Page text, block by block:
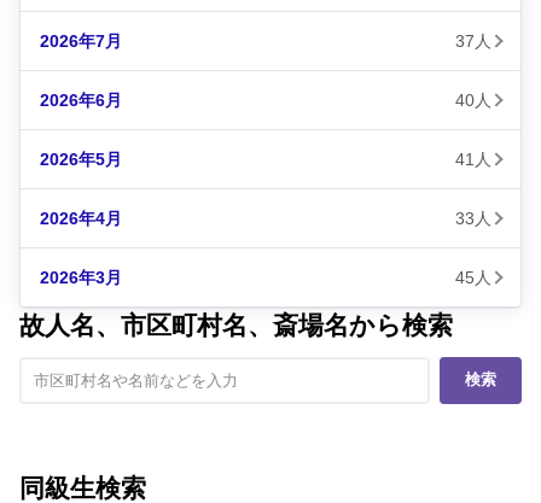
2026年7月 37人
2026年6月 40人
2026年5月 41人
2026年4月 33人
2026年3月 45人
故人名、市区町村名、斎場名から検索
検索
同級生検索